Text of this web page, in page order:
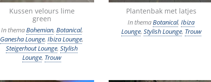
Kussen velours lime
green
In themaBohemian, Botanical,
Ganesha Lounge, Ibiza Lounge,
Steigerhout Lounge, Stylish
Lounge, Trouw
Plantenbak met latjes
In themaBotanical, Ibiza
Lounge, Stylish Lounge, Trouw